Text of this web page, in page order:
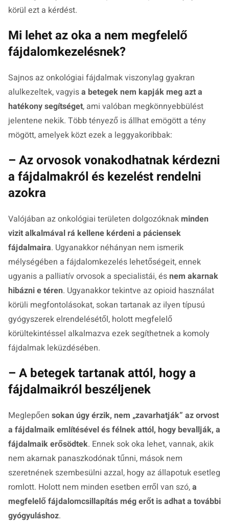
körül ezt a kérdést.
Mi lehet az oka a nem megfelelő
fájdalomkezelésnek?
Sajnos az onkológiai fájdalmak viszonylag gyakran
alulkezeltek, vagyisa betegek nem kapják meg azt a
hatékony segítséget, ami valóban megkönnyebbülést
jelentene nekik. Több tényező is állhat emögött a tény
mögött, amelyek közt ezek a leggyakoribbak:
– Az orvosok vonakodhatnak kérdezni
a fájdalmakról és kezelést rendelni
azokra
Valójában az onkológiai területen dolgozóknakminden
vizit alkalmával rá kellene kérdeni a páciensek
fájdalmaira. Ugyanakkor néhányan nem ismerik
mélységében a fájdalomkezelés lehetőségeit, ennek
ugyanis a palliatív orvosok a specialistái, ésnem akarnak
hibázni e téren. Ugyanakkor tekintve az opioid használat
körüli megfontolásokat, sokan tartanak az ilyen típusú
gyógyszerek elrendelésétől, holott megfelelő
körültekintéssel alkalmazva ezek segíthetnek a komoly
fájdalmak leküzdésében.
– A betegek tartanak attól, hogy a
fájdalmaikról beszéljenek
Meglepően sokan úgy érzik, nem „zavarhatják” az orvost
a fájdalmaik említésével és félnek attól, hogy bevallják, a
fájdalmaik erősödtek. Ennek sok oka lehet, vannak, akik
nem akarnak panaszkodónak tűnni, mások nem
szeretnének szembesülni azzal, hogy az állapotuk esetleg
romlott. Holott nem minden esetben erről van szó,a
megfelelő fájdalomcsillapítás még erőt is adhat a további
gyógyuláshoz.